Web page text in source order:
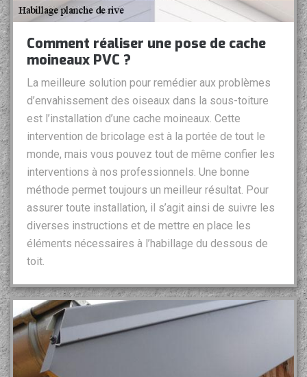
Comment réaliser une pose de cache
moineaux PVC ?
La meilleure solution pour remédier aux problèmes
d’envahissement des oiseaux dans la sous-toiture
est l’installation d’une cache moineaux. Cette
intervention de bricolage est à la portée de tout le
monde, mais vous pouvez tout de même confier les
interventions à nos professionnels. Une bonne
méthode permet toujours un meilleur résultat. Pour
assurer toute installation, il s’agit ainsi de suivre les
diverses instructions et de mettre en place les
éléments nécessaires à l’habillage du dessous de
toit.